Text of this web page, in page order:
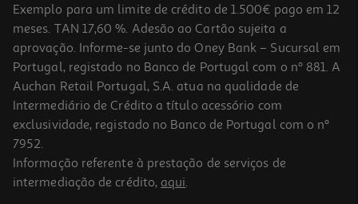
Capa Universal Tablet Subblim Até 10.1" Cat
Exemplo para um limite de crédito de 1.500€ pago em 12
meses. TAN 17,60 %. Adesão ao Cartão sujeita a
aprovação. Informe-se junto do Oney Bank – Sucursal em
Portugal, registado no Banco de Portugal com o nº 881. A
Auchan Retail Portugal, S.A. atua na qualidade de
Intermediário de Crédito a título acessório com
exclusividade, registado no Banco de Portugal com o nº
7952.
Informação referente à prestação de serviços de
intermediação de crédito, aqui.